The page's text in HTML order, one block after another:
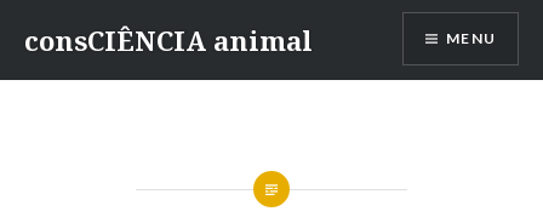
consCIÊNCIA animal MENU